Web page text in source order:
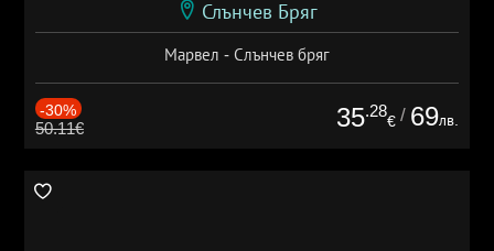
Слънчев Бряг
Марвел - Слънчев бряг
-30%
50.11€ 35.28
€ / 69лв.